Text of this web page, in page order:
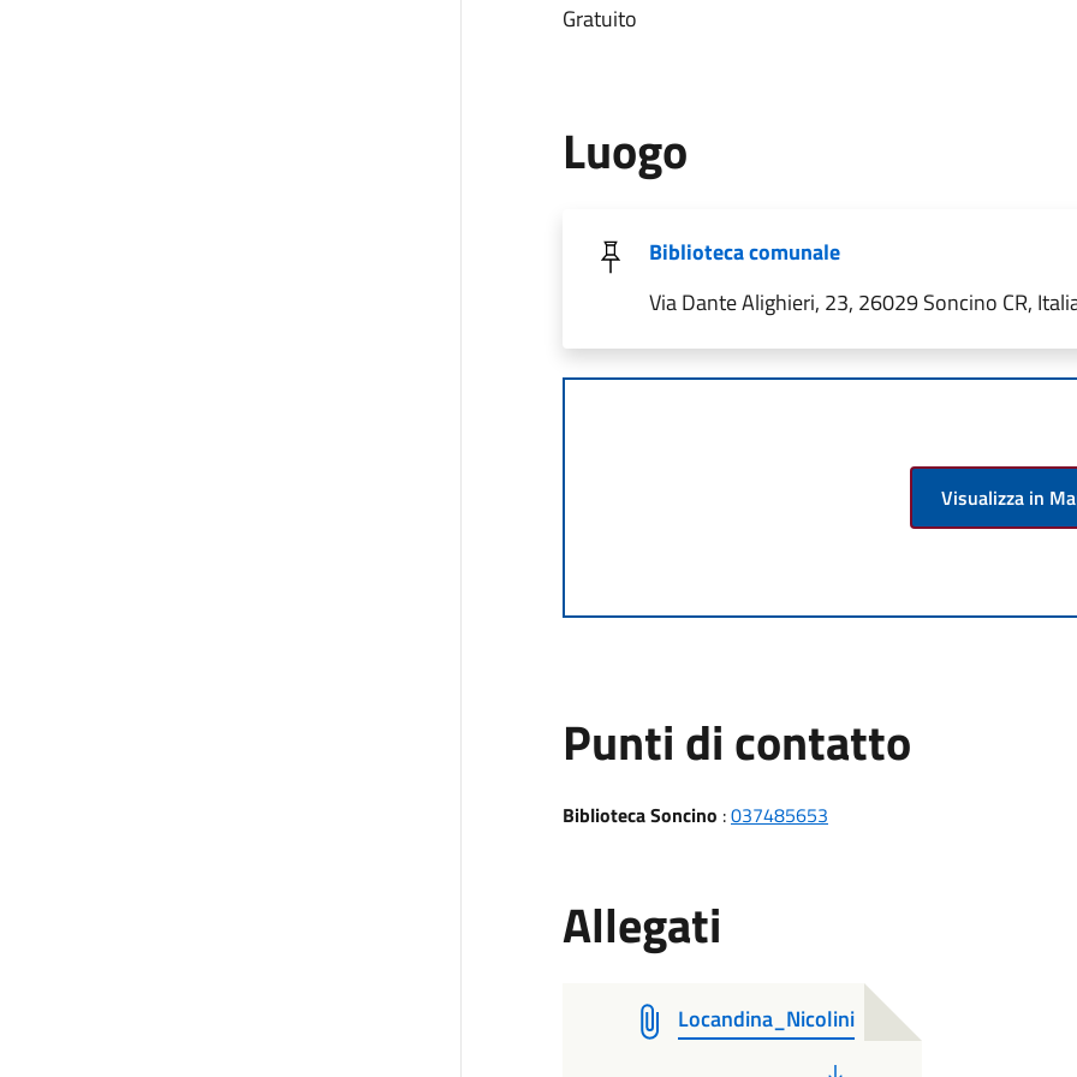
Gratuito
Luogo
Biblioteca comunale
Via Dante Alighieri, 23, 26029 Soncino CR,
Visualizza in
Punti di contatto
Biblioteca Soncino :037485653
Allegati
Locandina_Nicolini